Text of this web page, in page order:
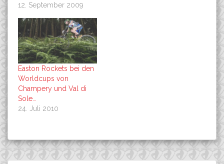
12. September 2009
Easton Rockets bei den
Worldcups von
Champery und Val di
Sole…
24. Juli 2010